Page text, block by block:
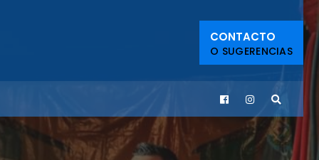
CONTACTO
O SUGERENCIAS